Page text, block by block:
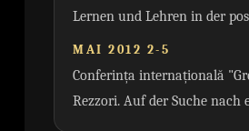
Lernen und Lehren in der
MAI 2012 2-5
Conferința internațională
Rezzori. Auf der Suche nach